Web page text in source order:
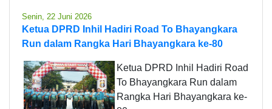
Senin, 22 Juni 2026
Ketua DPRD Inhil Hadiri Road To Bhayangkara
Run dalam Rangka Hari Bhayangkara ke-80
Ketua DPRD Inhil Hadiri Road
To Bhayangkara Run dalam
Rangka Hari Bhayangkara ke-